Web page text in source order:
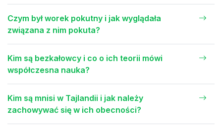
Czym był worek pokutny i jak wyglądała
związana z nim pokuta?
Kim są bezkałowcy i co o ich teorii mówi
współczesna nauka?
Kim są mnisi w Tajlandii i jak należy
zachowywać się w ich obecności?